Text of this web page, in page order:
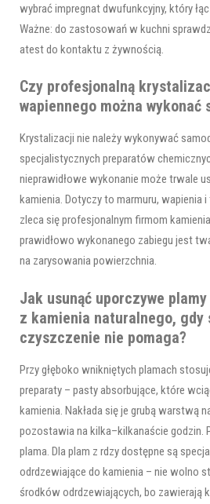
wybrać impregnat dwufunkcyjny, który
Ważne: do zastosowań w kuchni
atest do kontaktu z żywnością.
Czy profesjonalną
wapiennego można wykonać
Krystalizacji nie należy wykonywać
specjalistycznych preparatów
nieprawidłowe wykonanie może trwale
kamienia. Dotyczy to marmuru, wapienia
zleca się profesjonalnym firmom
prawidłowo wykonanego zabiegu jest
na zarysowania powierzchnia.
Jak usunąć uporczywe
z kamienia naturalnego, gdy
czyszczenie nie pomaga?
Przy głęboko wnikniętych plamach
preparaty – pasty absorbujące, które
kamienia. Nakłada się je grubą warstwą
pozostawia na kilka–kilkanaście godzin.
plama. Dla plam z rdzy dostępne są
odrdzewiające do kamienia – nie wolno
środków odrdzewiających, bo zawierają